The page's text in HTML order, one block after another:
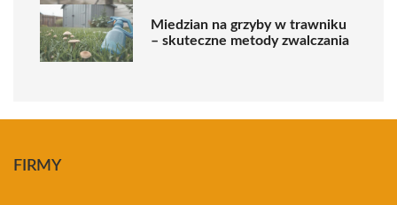
Miedzian na grzyby w trawniku
– skuteczne metody zwalczania
FIRMY